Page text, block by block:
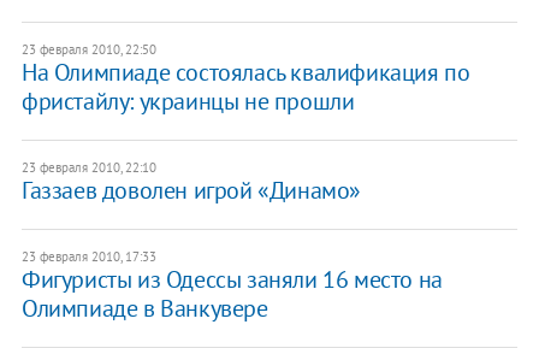
23 февраля 2010, 22:50
На Олимпиаде состоялась квалификация по
фристайлу: украинцы не прошли
23 февраля 2010, 22:10
Газзаев доволен игрой «Динамо»
23 февраля 2010, 17:33
Фигуристы из Одессы заняли 16 место на
Олимпиаде в Ванкувере